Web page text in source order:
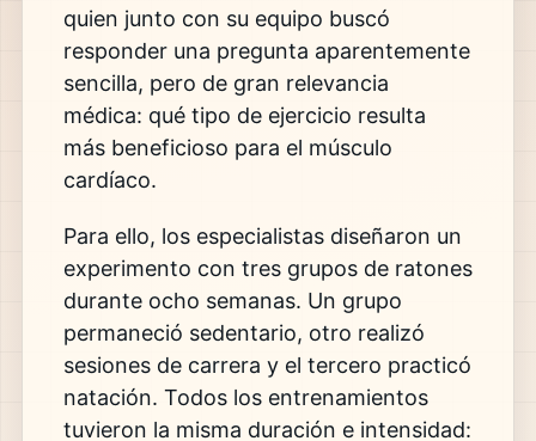
quien junto con su equipo buscó
responder una pregunta aparentemente
sencilla, pero de gran relevancia
médica: qué tipo de ejercicio resulta
más beneficioso para el músculo
cardíaco.
Para ello, los especialistas diseñaron un
experimento con tres grupos de ratones
durante ocho semanas. Un grupo
permaneció sedentario, otro realizó
sesiones de carrera y el tercero practicó
natación. Todos los entrenamientos
tuvieron la misma duración e intensidad: